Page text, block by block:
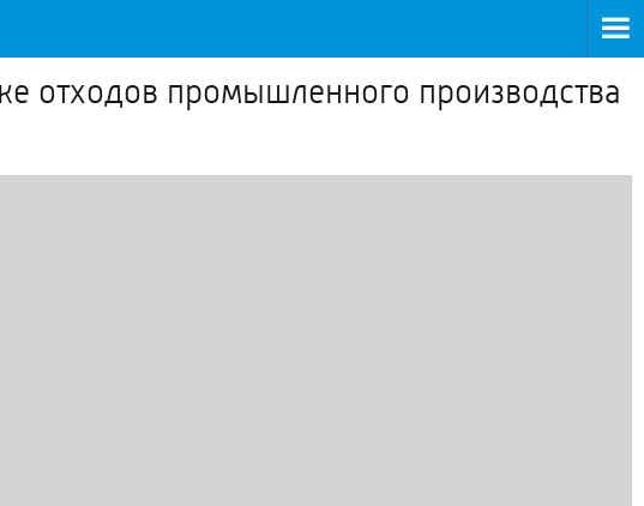
отходов промышленного производства